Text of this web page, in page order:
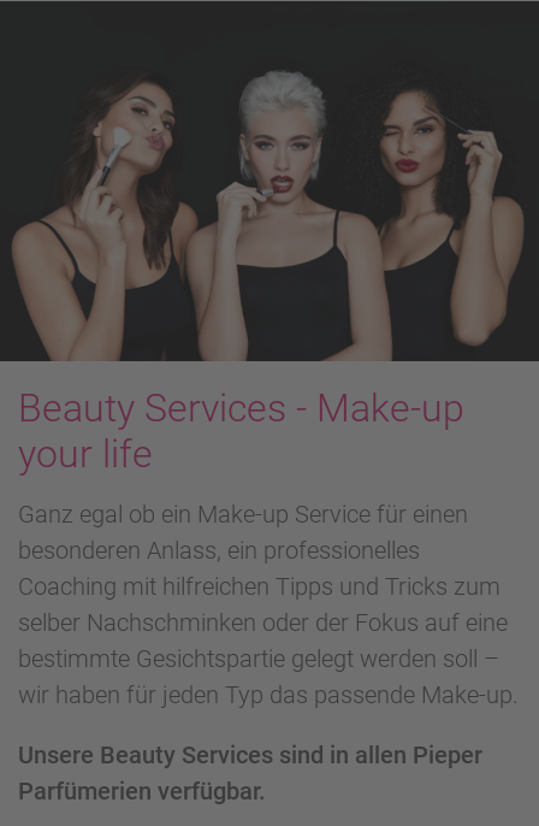
Beauty Services - Make-up
your life
Ganz egal ob ein Make-up Service für einen
besonderen Anlass, ein professionelles
Coaching mit hilfreichen Tipps und Tricks zum
selber Nachschminken oder der Fokus auf eine
bestimmte Gesichtspartie gelegt werden soll –
wir haben für jeden Typ das passende Make-up.
Unsere Beauty Services sind in allen Pieper
Parfümerien verfügbar.